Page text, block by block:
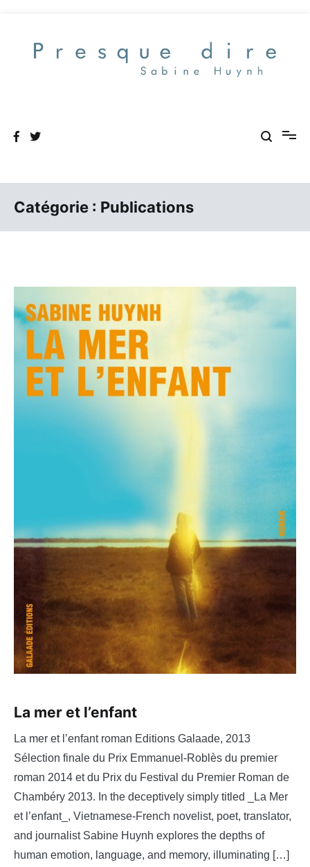
contenu
Catégorie : Publications
La mer et l’enfant
La mer et l’enfant roman Editions Galaade, 2013
Sélection finale du Prix Emmanuel-Roblès du premier
roman 2014 et du Prix du Festival du Premier Roman de
Chambéry 2013. In the deceptively simply titled _La Mer
et l’enfant_, Vietnamese-French novelist, poet, translator,
and journalist Sabine Huynh explores the depths of
human emotion, language, and memory, illuminating […]